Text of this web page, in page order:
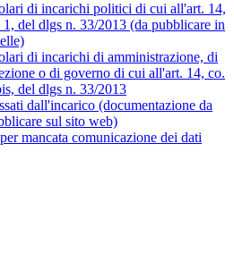
di incarichi politici di cui all'art. 14,
1, del dlgs n. 33/2013 (da pubblicare in
di incarichi di amministrazione, di
o di governo di cui all'art. 14, co.
del dlgs n. 33/2013
dall'incarico (documentazione da
sul sito web)
mancata comunicazione dei dati